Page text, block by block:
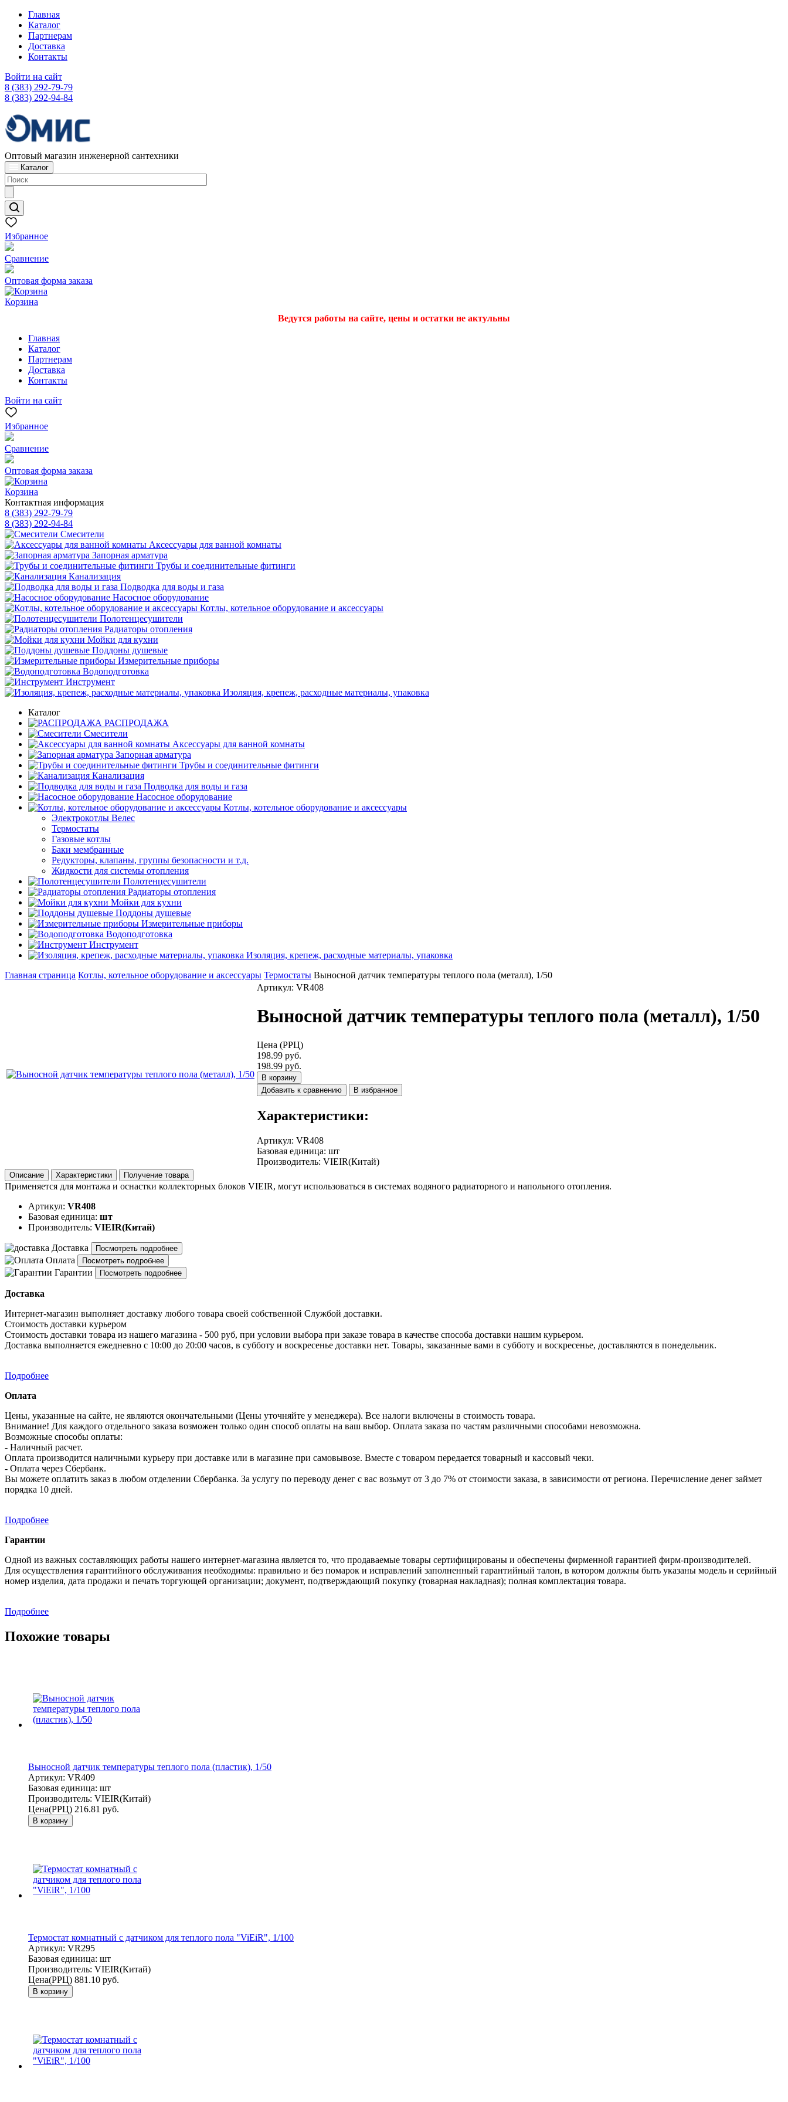
Главная
Каталог
Партнерам
Доставка
Контакты
Войти на сайт
8 (383) 292-79-79
8 (383) 292-94-84
Оптовый магазин инженерной сантехники
Каталог
Избранное
Сравнение
Оптовая форма заказа
Корзина
Ведутся работы на сайте, цены и остатки не актульны
Главная
Каталог
Партнерам
Доставка
Контакты
Войти на сайт
Избранное
Сравнение
Оптовая форма заказа
Корзина
Контактная информация
8 (383) 292-79-79
8 (383) 292-94-84
Смесители
Аксессуары для ванной комнаты
Запорная арматура
Трубы и соединительные фитинги
Канализация
Подводка для воды и газа
Насосное оборудование
Котлы, котельное оборудование и аксессуары
Полотенцесушители
Радиаторы отопления
Мойки для кухни
Поддоны душевые
Измерительные приборы
Водоподготовка
Инструмент
Изоляция, крепеж, расходные материалы, упаковка
Каталог
РАСПРОДАЖА
Смесители
Аксессуары для ванной комнаты
Запорная арматура
Трубы и соединительные фитинги
Канализация
Подводка для воды и газа
Насосное оборудование
Котлы, котельное оборудование и аксессуары
Электрокотлы Велес
Термостаты
Газовые котлы
Баки мембранные
Редукторы, клапаны, группы безопасности и т.д.
Жидкости для системы отопления
Полотенцесушители
Радиаторы отопления
Мойки для кухни
Поддоны душевые
Измерительные приборы
Водоподготовка
Инструмент
Изоляция, крепеж, расходные материалы, упаковка
Главная страница Котлы, котельное оборудование и аксессуары Термостаты Выносной датчик температуры теплого пола (металл), 1/50
Артикул: VR408
Выносной датчик температуры теплого пола (металл), 1/50
Цена (РРЦ)
198.99 руб.
198.99 руб.
В корзину
Добавить к сравнению
В избранное
Характеристики:
Артикул: VR408
Базовая единица: шт
Производитель: VIEIR(Китай)
Описание Характеристики Получение товара
Применяется для монтажа и оснастки коллекторных блоков VIEIR, могут использоваться в системах водяного радиаторного и напольного отопления.
Артикул: VR408
Базовая единица: шт
Производитель: VIEIR(Китай)
Доставка Посмотреть подробнее
Оплата Посмотреть подробнее
Гарантии Посмотреть подробнее
Доставка
Интернет-магазин выполняет доставку любого товара своей собственной Службой доставки.
Стоимость доставки курьером
Стоимость доставки товара из нашего магазина - 500 руб, при условии выбора при заказе товара в качестве способа доставки нашим курьером.
Доставка выполняется ежедневно с 10:00 до 20:00 часов, в субботу и воскресенье доставки нет. Товары, заказанные вами в субботу и воскресенье, доставляются в понедельник.
Подробнее
Оплата
Цены, указанные на сайте, не являются окончательными (Цены уточняйте у менеджера). Все налоги включены в стоимость товара.
Внимание! Для каждого отдельного заказа возможен только один способ оплаты на ваш выбор. Оплата заказа по частям различными способами невозможна.
Возможные способы оплаты:
- Наличный расчет.
Оплата производится наличными курьеру при доставке или в магазине при самовывозе. Вместе с товаром передается товарный и кассовый чеки.
- Оплата через Сбербанк.
Вы можете оплатить заказ в любом отделении Сбербанка. За услугу по переводу денег с вас возьмут от 3 до 7% от стоимости заказа, в зависимости от региона. Перечисление денег займет
порядка 10 дней.
Подробнее
Гарантии
Одной из важных составляющих работы нашего интернет-магазина является то, что продаваемые товары сертифицированы и обеспечены фирменной гарантией фирм-производителей.
Для осуществления гарантийного обслуживания необходимы: правильно и без помарок и исправлений заполненный гарантийный талон, в котором должны быть указаны модель и серийный
номер изделия, дата продажи и печать торгующей организации; документ, подтверждающий покупку (товарная накладная); полная комплектация товара.
Подробнее
Похожие товары
Выносной датчик температуры теплого пола (пластик), 1/50
Артикул: VR409
Базовая единица: шт
Производитель: VIEIR(Китай)
Цена(РРЦ) 216.81 руб.
В корзину
Термостат комнатный с датчиком для теплого пола "ViEiR", 1/100
Артикул: VR295
Базовая единица: шт
Производитель: VIEIR(Китай)
Цена(РРЦ) 881.10 руб.
В корзину